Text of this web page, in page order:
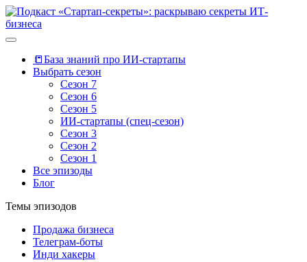
📒База знаний про ИИ-стартапы
Выбрать сезон
Сезон 7
Сезон 6
Сезон 5
ИИ-стартапы (спец-сезон)
Сезон 3
Сезон 2
Сезон 1
Все эпизоды
Блог
Темы эпизодов
Продажа бизнеса
Телеграм-боты
Инди хакеры